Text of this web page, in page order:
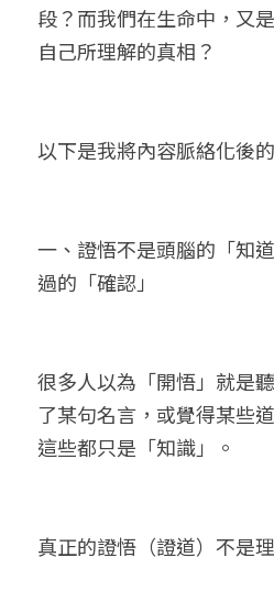
團隊訓練營
段？而我們在生命中，又
自己所理解的真相？
以下是我將內容脈絡化後
一、證悟不是頭腦的「知
過的「確認」
很多人以為「開悟」就是
了某句名言，或覺得某些
這些都只是「知識」。
真正的證悟（證道）不是